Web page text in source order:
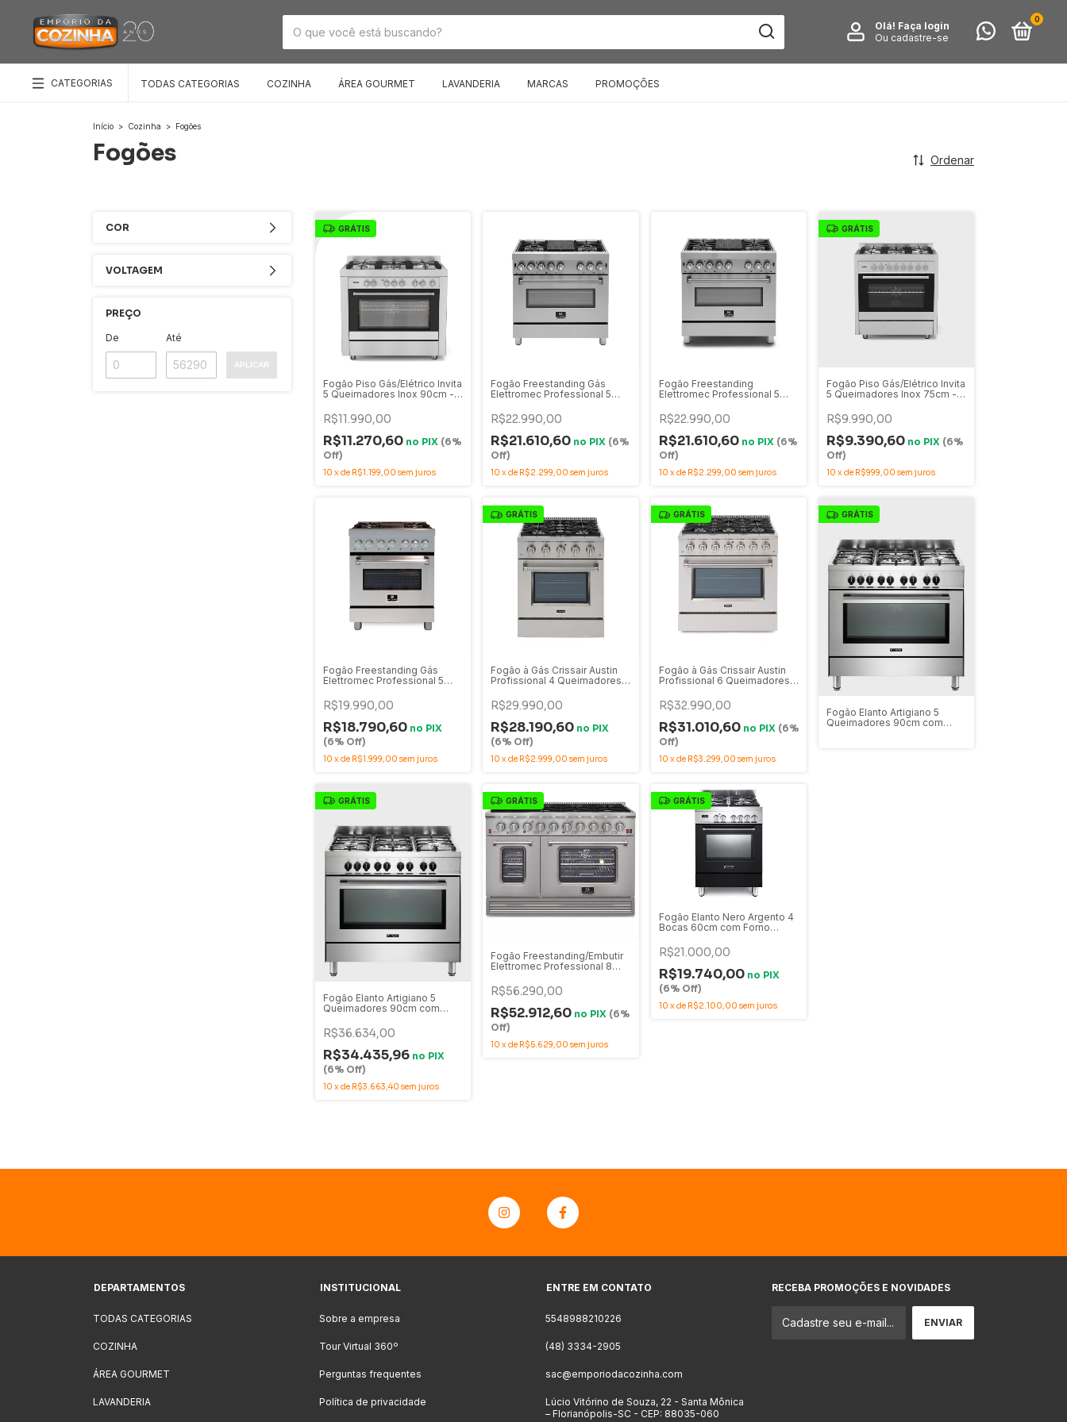
Olá! Faça login
Ou cadastre-se
0
CATEGORIAS TODAS CATEGORIAS COZINHA ÁREA GOURMET LAVANDERIA MARCAS PROMOÇÕES
Início > Cozinha > Fogões
Fogões Ordenar
COR
VOLTAGEM
PREÇO
De Até
APLICAR
GRÁTIS
Fogão Piso Gás/Elétrico Invita
5 Queimadores Inox 90cm -
2GMA
R$11.990,00
R$11.270,60 no PIX (6%
Off)
10 xde R$1.199,00 sem juros
Fogão Freestanding Gás
Elettromec Professional 5
Gás Inox 90cm - FGG-5Q-90-
XP-2GMA
R$22.990,00
R$21.610,60 no PIX (6%
Off)
10 xde R$2.299,00 sem juros
Fogão Freestanding
Elettromec Professional 5
220V com Forno Elétrico -
FGE-5Q-90-XP-2GMA
R$22.990,00
R$21.610,60 no PIX (6%
Off)
10 xde R$2.299,00 sem juros
GRÁTIS
Fogão Piso Gás/Elétrico Invita
5 Queimadores Inox 75cm -
2GMA
R$9.990,00
R$9.390,60 no PIX (6%
Off)
10 xde R$999,00 sem juros
Fogão Freestanding Gás
Elettromec Professional 5
Forno Elétrico - FGE-5Q-75-
XP-2GMA
R$19.990,00
R$18.790,60 no PIX
(6% Off)
10 x de R$1.999,00 sem juros
GRÁTIS
Fogão à Gás Crissair Austin
Profissional 4 Queimadores
- 220V
R$29.990,00
R$28.190,60 no PIX
(6% Off)
10 xde R$2.999,00 sem juros
GRÁTIS
Fogão à Gás Crissair Austin
Profissional 6 Queimadores
Elétrico - 220V
R$32.990,00
R$31.010,60 no PIX (6%
Off)
10 x de R$3.299,00 sem juros
GRÁTIS
Fogão Elanto Artigiano 5
Queimadores 90cm com
GRÁTIS
Fogão Elanto Artigiano 5
Queimadores 90cm com
LNTC95MARTX2
R$36.634,00
R$34.435,96 no PIX
(6% Off)
10 xde R$3.663,40 sem juros
GRÁTIS
Fogão Freestanding/Embutir
Elettromec Professional 8
220V com Forno Gás - FGG-
8Q-48-XP-1SGA
R$56.290,00
R$52.912,60 no PIX (6%
Off)
10 xde R$5.629,00 sem juros
GRÁTIS
Fogão Elanto Nero Argento 4
Bocas 60cm com Forno
R$21.000,00
R$19.740,00 no PIX
(6% Off)
10 xde R$2.100,00 sem juros
DEPARTAMENTOS
TODAS CATEGORIAS
COZINHA
ÁREA GOURMET
LAVANDERIA
INSTITUCIONAL
Sobre a empresa
Tour Virtual 360º
Perguntas frequentes
Política de privacidade
ENTRE EM CONTATO
5548988210226
(48) 3334-2905
sac@emporiodacozinha.com
Lúcio Vitórino de Souza, 22 - Santa Mônica
– Florianópolis-SC - CEP: 88035-060
RECEBA PROMOÇÕES E NOVIDADES